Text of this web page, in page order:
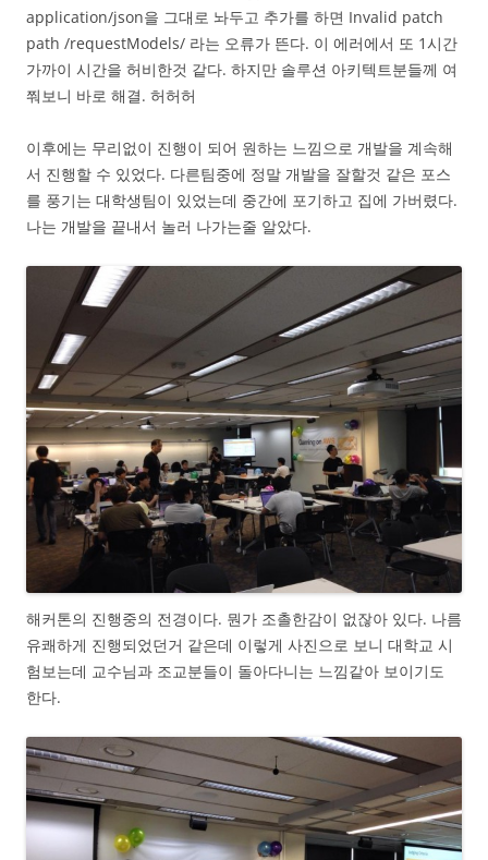
application/json을 그대로 놔두고 추가를 하면 Invalid patch
path /requestModels/ 라는 오류가 뜬다. 이 에러에서 또 1시간
가까이 시간을 허비한것 같다. 하지만 솔루션 아키텍트분들께 여
쭤보니 바로 해결. 허허허
이후에는 무리없이 진행이 되어 원하는 느낌으로 개발을 계속해
서 진행할 수 있었다. 다른팀중에 정말 개발을 잘할것 같은 포스
를 풍기는 대학생팀이 있었는데 중간에 포기하고 집에 가버렸다.
나는 개발을 끝내서 놀러 나가는줄 알았다.
해커톤의 진행중의 전경이다. 뭔가 조촐한감이 없잖아 있다. 나름
유쾌하게 진행되었던거 같은데 이렇게 사진으로 보니 대학교 시
험보는데 교수님과 조교분들이 돌아다니는 느낌같아 보이기도
한다.